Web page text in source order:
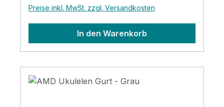
Preise inkl. MwSt. zzgl. Versandkosten
In den Warenkorb